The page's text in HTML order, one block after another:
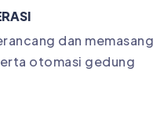
dan memasang
otomasi gedung